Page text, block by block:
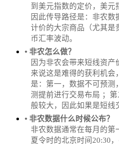
到美元指数的定价，美元
因此传导路径是：非农
计价的大宗商品（尤其是
币汇率波动。
• 非农怎么做？
因为非农会带来短线资产
来说这是难得的获利机会
是：第一，数据不可预测
测提前进行交易布局 ；
般较大，因此如果是短线
• 非农数据什么时候公布？
非农数据通常在每月的第
夏令时的北京时间20:30